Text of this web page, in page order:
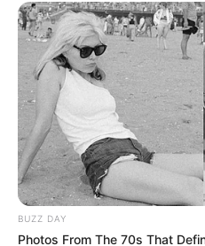
BUZZ DAY
Photos From The 70s That